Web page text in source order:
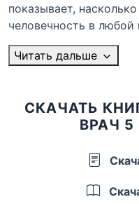
показывает,
человечность в любой
Читать дальше
СКАЧАТЬ
ВРАЧ